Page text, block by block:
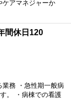
ケアマネジャーか
間休日120
業務 ・急性期一般病
。 ・病棟での看護